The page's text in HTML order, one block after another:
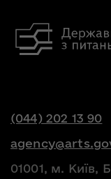
(044) 202 13 90
01001, м. Київ,